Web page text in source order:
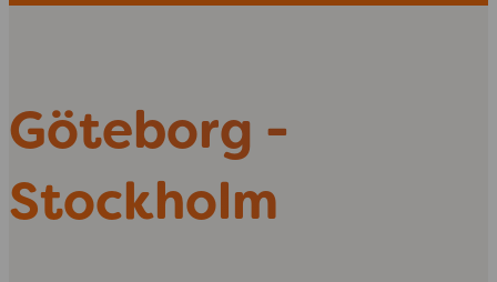
Göteborg -
Stockholm